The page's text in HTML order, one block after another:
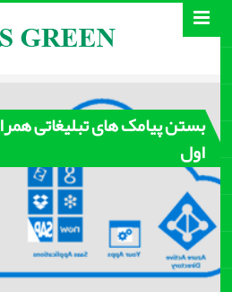
بستن پیامک های تبلیغاتی همراه
اول